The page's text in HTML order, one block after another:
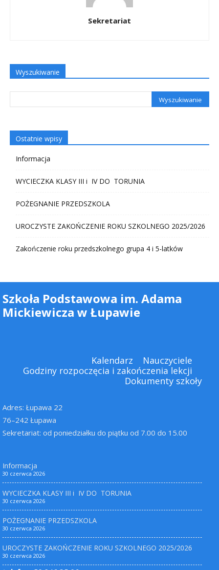
Sekretariat
Wyszukiwanie
Ostatnie wpisy
Informacja
WYCIECZKA KLASY III i IV DO TORUNIA
POŻEGNANIE PRZEDSZKOLA
UROCZYSTE ZAKOŃCZENIE ROKU SZKOLNEGO 2025/2026
Zakończenie roku przedszkolnego grupa 4 i 5-latków
Szkoła Podstawowa im. Adama
Mickiewicza w Łupawie
Kalendarz
Nauczyciele
Godziny rozpoczęcia i zakończenia lekcji
Dokumenty szkoły
Adres: Łupawa 22
76–242 Łupawa
Sekretariat: od poniedziałku do piątku od 7.00 do 15.00
Informacja
30 czerwca 2026
WYCIECZKA KLASY III i IV DO TORUNIA
30 czerwca 2026
POŻEGNANIE PRZEDSZKOLA
30 czerwca 2026
UROCZYSTE ZAKOŃCZENIE ROKU SZKOLNEGO 2025/2026
30 czerwca 2026